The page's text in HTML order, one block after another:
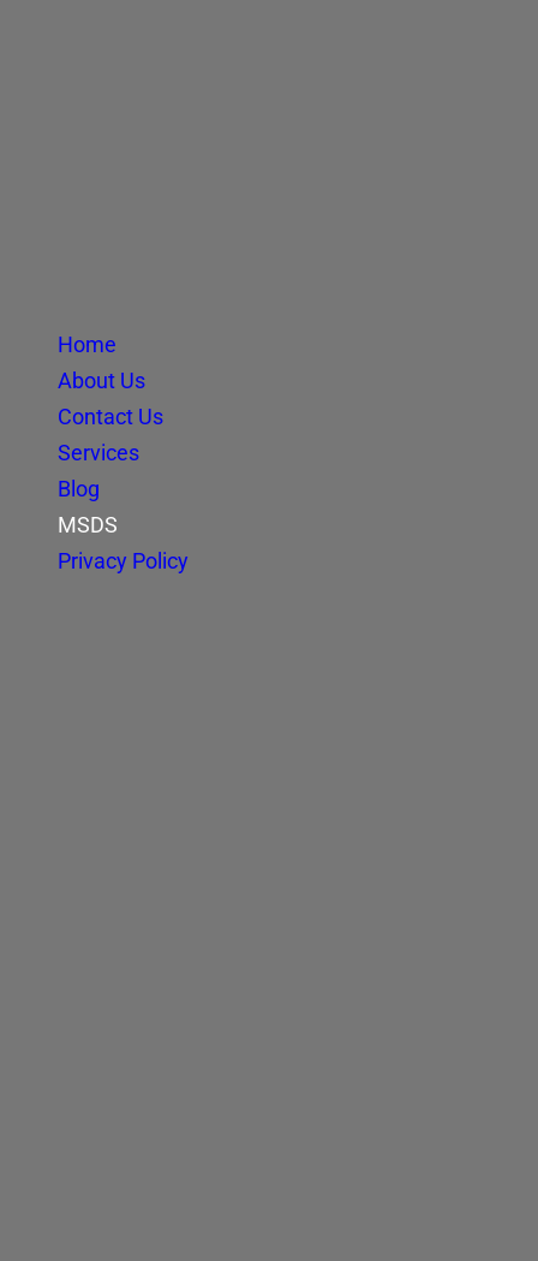
Home
About Us
Contact Us
Services
Blog
MSDS
Privacy Policy